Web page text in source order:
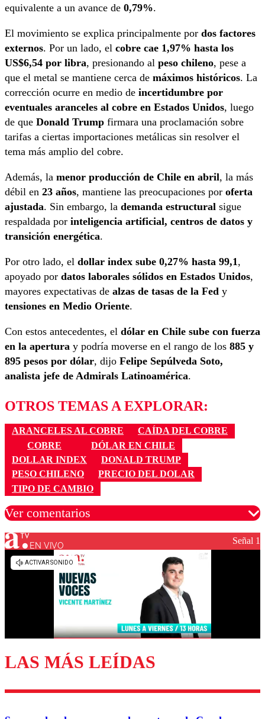
equivalente a un avance de 0,79%.
El movimiento se explica principalmente por dos factores
externos. Por un lado, el cobre cae 1,97% hasta los
US$6,54 por libra, presionando al peso chileno, pese a
que el metal se mantiene cerca de máximos históricos. La
corrección ocurre en medio de incertidumbre por
eventuales aranceles al cobre en Estados Unidos, luego
de que Donald Trump firmara una proclamación sobre
tarifas a ciertas importaciones metálicas sin resolver el
tema más amplio del cobre.
Además, la menor producción de Chile en abril, la más
débil en 23 años, mantiene las preocupaciones por oferta
ajustada. Sin embargo, la demanda estructural sigue
respaldada por inteligencia artificial, centros de datos y
transición energética.
Por otro lado, el dollar index sube 0,27% hasta 99,1,
apoyado por datos laborales sólidos en Estados Unidos,
mayores expectativas de alzas de tasas de la Fed y
tensiones en Medio Oriente.
Con estos antecedentes, el dólar en Chile sube con fuerza
en la apertura y podría moverse en el rango de los 885 y
895 pesos por dólar, dijo Felipe Sepúlveda Soto,
analista jefe de Admirals Latinoamérica.
OTROS TEMAS A EXPLORAR:
ARANCELES AL COBRE
CAÍDA DEL COBRE
COBRE
DÓLAR EN CHILE
DOLLAR INDEX
DONALD TRUMP
PESO CHILENO
PRECIO DEL DOLAR
TIPO DE CAMBIO
Ver comentarios
Los comentarios son moderados para garantizar un
diálogo respetuoso.
Enviar comentario
EN VIVO Señal 1
LAS MÁS LEÍDAS